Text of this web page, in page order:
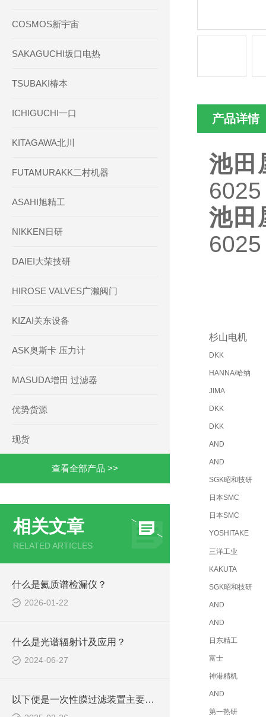
COSMOS新宇宙
SAKAGUCHI坂口电热
TSUBAKI椿本
ICHIGUCHI一口
KITAGAWA北川
FUTAMURAKK二村机器
ASAHI旭精工
NIKKEN日研
DAIEI大荣技研
HIROSE VALVES广濑阀门
KIZAI关东设备
ASK奥斯卡 压力计
MASUDA增田 过滤器
优势货源
现货
查看全部产品 >>
相关文章
RELATED ARTICLES
什么是氦质谱检漏仪？
2026-01-22
什么是光谱辐射计及应用？
2024-06-27
以下便是一次性膜过滤装置主要特点所在！
产品详情
池田
池田
杉山电机
DKK
HANNA/哈纳
JIMA
DKK
DKK
AND
AND
SGK昭和技研
日本SMC
日本SMC
YOSHITAKE
三洋工业
KAKUTA
SGK昭和技研
AND
AND
日东精工
富士
神港精机
AND
第一热研